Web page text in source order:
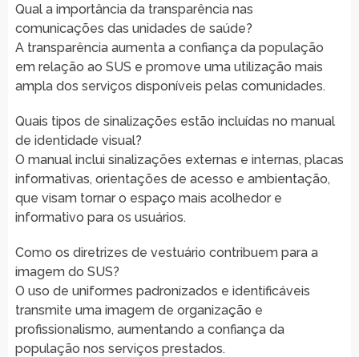
Qual a importância da transparência nas
comunicações das unidades de saúde?
A transparência aumenta a confiança da população
em relação ao SUS e promove uma utilização mais
ampla dos serviços disponíveis pelas comunidades.
Quais tipos de sinalizações estão incluídas no manual
de identidade visual?
O manual inclui sinalizações externas e internas, placas
informativas, orientações de acesso e ambientação,
que visam tornar o espaço mais acolhedor e
informativo para os usuários.
Como os diretrizes de vestuário contribuem para a
imagem do SUS?
O uso de uniformes padronizados e identificáveis
transmite uma imagem de organização e
profissionalismo, aumentando a confiança da
população nos serviços prestados.